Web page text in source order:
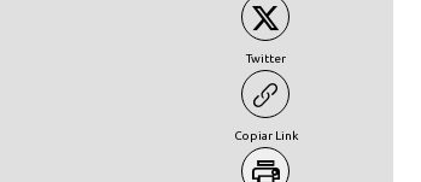
Twitter
Copiar Link